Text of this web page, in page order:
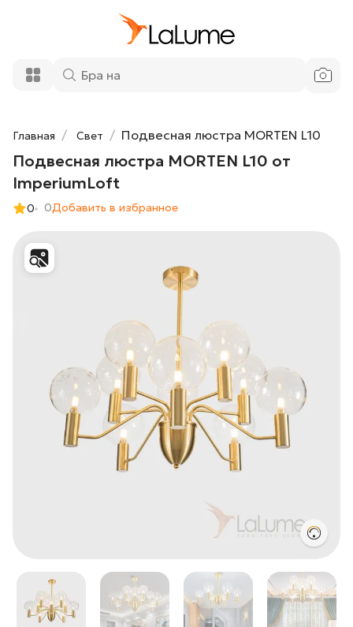
Главная Свет Подвесная люстра MORTEN L10
Подвесная люстра MORTEN L10 от
ImperiumLoft
0 0Добавить в избранное
ImperiumLoft